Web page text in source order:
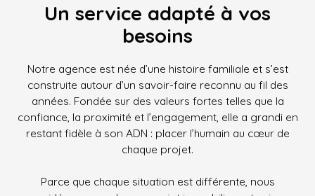
Un service adapté à vos
besoins
Notre agence est née d’une histoire familiale et s’est
construite autour d’un savoir-faire reconnu au fil des
années. Fondée sur des valeurs fortes telles que la
confiance, la proximité et l’engagement, elle a grandi en
restant fidèle à son ADN : placer l’humain au cœur de
chaque projet.
Parce que chaque situation est différente, nous